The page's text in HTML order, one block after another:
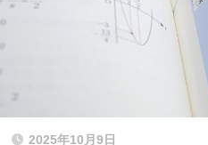
2025年10月9日